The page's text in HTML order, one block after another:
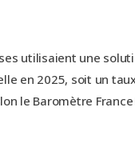
utilisaient une
en 2025, soit un
le Baromètre